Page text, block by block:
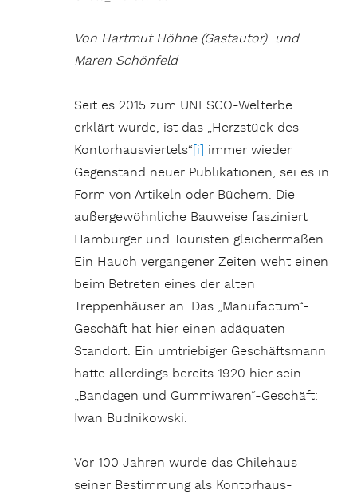
Von Hartmut Höhne (Gastautor) und
Maren Schönfeld
Seit es 2015 zum UNESCO-Welterbe
erklärt wurde, ist das „Herzstück des
Kontorhausviertels“[i] immer wieder
Gegenstand neuer Publikationen, sei es in
Form von Artikeln oder Büchern. Die
außergewöhnliche Bauweise fasziniert
Hamburger und Touristen gleichermaßen.
Ein Hauch vergangener Zeiten weht einen
beim Betreten eines der alten
Treppenhäuser an. Das „Manufactum“-
Geschäft hat hier einen adäquaten
Standort. Ein umtriebiger Geschäftsmann
hatte allerdings bereits 1920 hier sein
„Bandagen und Gummiwaren“-Geschäft:
Iwan Budnikowski.
Vor 100 Jahren wurde das Chilehaus
seiner Bestimmung als Kontorhaus-